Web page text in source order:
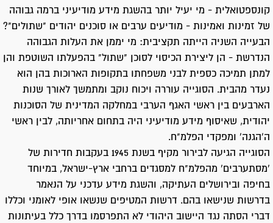
קונספטואלית - מי יעיל יותר בהשגת מידע מודיעיני ברמה גבוהה
של זמינות ואמינות - מודיעים ערבים או סוכנים יהודים "שתולים"?
הבעייה השניה הייתה תקציבית: מי יממן את העלות הגבוהה
הנדרשת - הן ליצירת הכיסוי לסוכן "שתול" בהפעלתו השוטפת והן
למתן תמיכה כספית לבני משפחתו בתקופות הארוכות בהן הוא
נעדר מהבית. הסוגייה עוררה ויכוח נוקב ומתמשך לאורך שנות
הארבעים בין ראשי האגף הערבי במחלקה המדינית של הסוכנות
יהודית, שאיסוף מידע מודיעיני היה בתחום אחריותה, לבין ראשי
ה'הגנה' ומפקדי הפלמ"ח.
הסוגייה הגיעה לבירור מקיף בשנת 1945 בעקבות חדירות של
'מסתערבים' מהפלמ"ח למסגדים ברחבי ארץ-ישראל, במיוחד
בחיפה ובירושלים העתיקה, והשגת מידע עדכני על הנאמר
בדרשות שנישאו בהם. דרשות המטיפים שנשאו אופי לאומני וכללו
דברי הסתה נגד היישוב היהודי לא התפרסמו בדרך כלל בעיתונות